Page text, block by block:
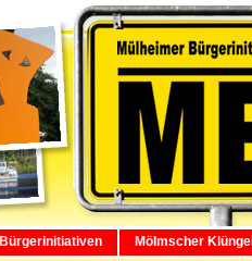
Bürgerinitiativen Mölmscher Klüngel